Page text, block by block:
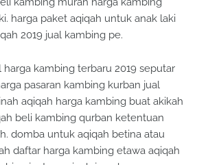
harga paket aqiqah untuk anak laki
2019 jual kambing pe.
pasaran kambing kurban jual
aqiqah harga kambing buat akikah
beli kambing qurban ketentuan
domba untuk aqiqah betina atau
daftar harga kambing etawa aqiqah
jantan aqiqah juga harga